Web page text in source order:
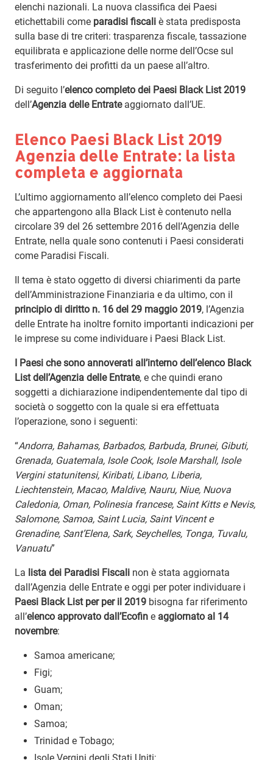
elenchi nazionali. La nuova classifica dei Paesi
etichettabili come paradisi fiscali è stata predisposta
sulla base di tre criteri: trasparenza fiscale, tassazione
equilibrata e applicazione delle norme dell’Ocse sul
trasferimento dei profitti da un paese all’altro.
Di seguito l’elenco completo dei Paesi Black List 2019
dell’Agenzia delle Entrateaggiornato dall’UE.
Elenco Paesi Black List 2019
Agenzia delle Entrate: la lista
completa e aggiornata
L’ultimo aggiornamento all’elenco completo dei Paesi
che appartengono alla Black List è contenuto nella
circolare 39 del 26 settembre 2016 dell’Agenzia delle
Entrate, nella quale sono contenuti i Paesi considerati
come Paradisi Fiscali.
Il tema è stato oggetto di diversi chiarimenti da parte
dell’Amministrazione Finanziaria e da ultimo, con il
principio di diritto n. 16 del 29 maggio 2019, l’Agenzia
delle Entrate ha inoltre fornito importanti indicazioni per
le imprese su come individuare i Paesi Black List.
I Paesi che sono annoverati all’interno dell’elenco Black
List dell’Agenzia delle Entrate, e che quindi erano
soggetti a dichiarazione indipendentemente dal tipo di
società o soggetto con la quale si era effettuata
l’operazione, sono i seguenti:
“Andorra, Bahamas, Barbados, Barbuda, Brunei, Gibuti,
Grenada, Guatemala, Isole Cook, Isole Marshall, Isole
Vergini statunitensi, Kiribati, Libano, Liberia,
Liechtenstein, Macao, Maldive, Nauru, Niue, Nuova
Caledonia, Oman, Polinesia francese, Saint Kitts e Nevis,
Salomone, Samoa, Saint Lucia, Saint Vincent e
Grenadine, Sant’Elena, Sark, Seychelles, Tonga, Tuvalu,
Vanuatu”
La lista dei Paradisi Fiscali non è stata aggiornata
dall’Agenzia delle Entrate e oggi per poter individuare i
Paesi Black List per per il 2019 bisogna far riferimento
all’elenco approvato dall’Ecofin e aggiornato al 14
novembre:
Samoa americane;
Figi;
Guam;
Oman;
Samoa;
Trinidad e Tobago;